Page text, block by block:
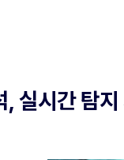
실시간 탐지